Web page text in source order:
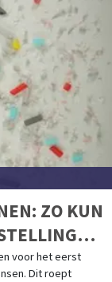
ZO KUN
voor het eerst
Dit roept